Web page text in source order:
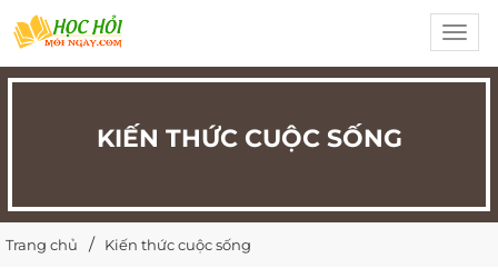
KIẾN THỨC CUỘC SỐNG
Trang chủ Kiến thức cuộc sống